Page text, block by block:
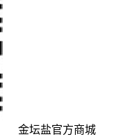
金坛盐官方商城